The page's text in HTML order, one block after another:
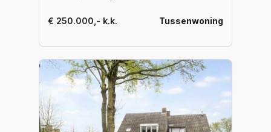
€ 250.000,- k.k. Tussenwoning